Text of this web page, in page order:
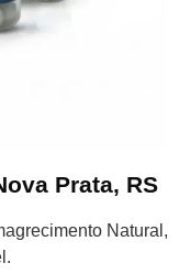
Prata, RS
Natural,